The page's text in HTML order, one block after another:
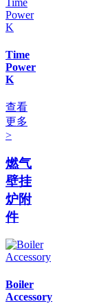
Time
Power
K
查看
更多
>
燃气
壁挂
炉附
件
Boiler
Accessory